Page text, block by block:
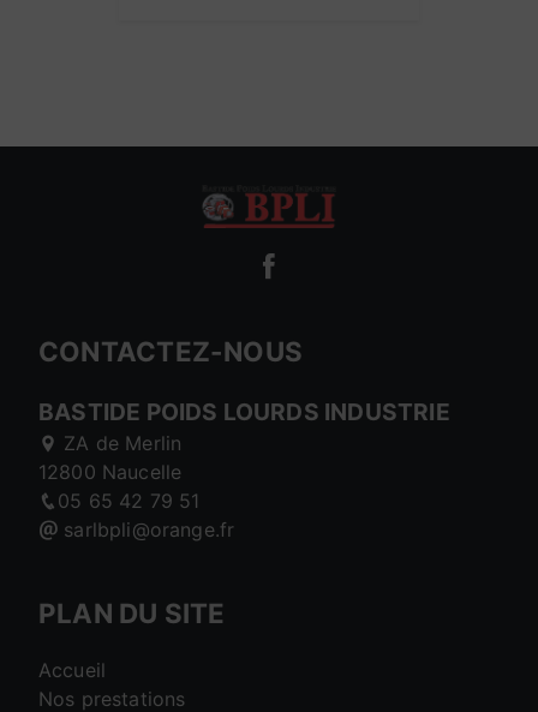
CONTACTEZ-NOUS
BASTIDE POIDS LOURDS INDUSTRIE
ZA de Merlin
12800 Naucelle
05 65 42 79 51
sarlbpli@orange.fr
PLAN DU SITE
Accueil
Nos prestations